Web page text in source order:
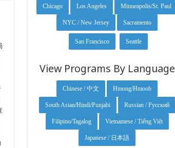
Chicago Los Angeles Minneapolis/St. Paul
NYC / New Jersey Sacramento
San Francisco Seattle
View Programs By Language
Chinese / 中文 Hmong/Hmoob
South Asian/Hindi/Punjabi Russian / Русский
Filipino/Tagalog Vietnamese / Tiếng Việt
Japanese / 日本語